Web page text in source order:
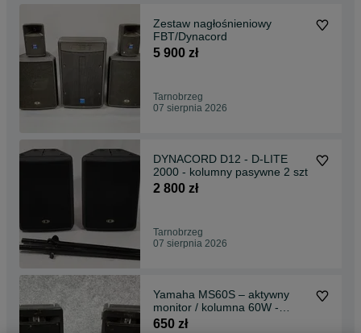
Zestaw nagłośnieniowy
FBT/Dynacord
5 900 zł
Tarnobrzeg
07 sierpnia 2026
DYNACORD D12 - D-LITE
2000 - kolumny pasywne 2 szt
2 800 zł
Tarnobrzeg
07 sierpnia 2026
Yamaha MS60S – aktywny
monitor / kolumna 60W -
Japan
650 zł